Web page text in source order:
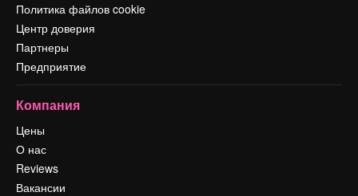
Политика файлов cookie
Центр доверия
Партнеры
Предприятие
Компания
Цены
О нас
Reviews
Вакансии